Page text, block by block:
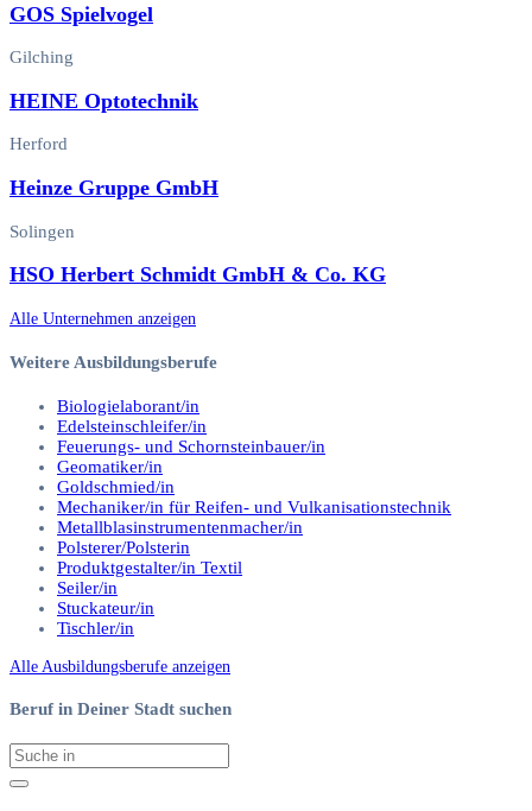
GOS Spielvogel
Gilching
HEINE Optotechnik
Herford
Heinze Gruppe GmbH
Solingen
HSO Herbert Schmidt GmbH & Co. KG
Alle Unternehmen anzeigen
Weitere Ausbildungsberufe
Biologielaborant/in
Edelsteinschleifer/in
Feuerungs- und Schornsteinbauer/in
Geomatiker/in
Goldschmied/in
Mechaniker/in für Reifen- und Vulkanisationstechnik
Metallblasinstrumentenmacher/in
Polsterer/Polsterin
Produktgestalter/in Textil
Seiler/in
Stuckateur/in
Tischler/in
Alle Ausbildungsberufe anzeigen
Beruf in Deiner Stadt suchen